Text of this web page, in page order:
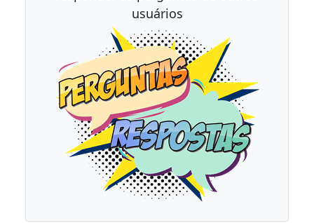
usuários